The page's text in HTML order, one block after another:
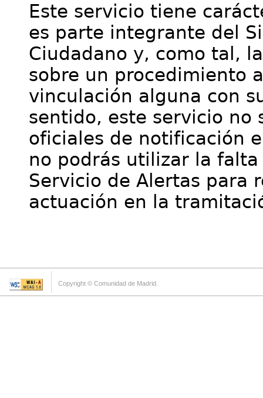
Este servicio tiene
es parte integrante del
Ciudadano y, como tal,
sobre un procedimiento
vinculación alguna con
sentido, este servicio no
oficiales de notificación
no podrás utilizar la
Servicio de Alertas para
actuación en la
Copyright © Comunidad de Madrid.